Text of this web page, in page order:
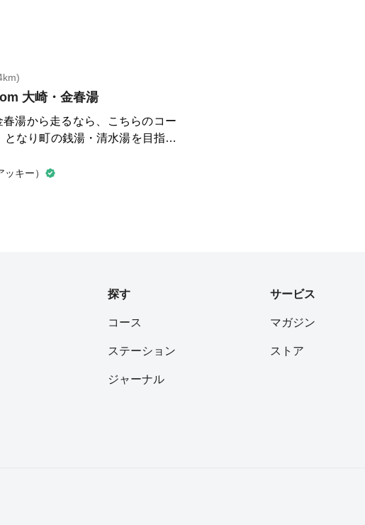
大崎・金春湯
春湯から走るなら、こちらのコー
ます。そこから戸越銀座商店街
キー）
探す
コース
ステーション
ジャーナル
サービス
マガジン
ストア